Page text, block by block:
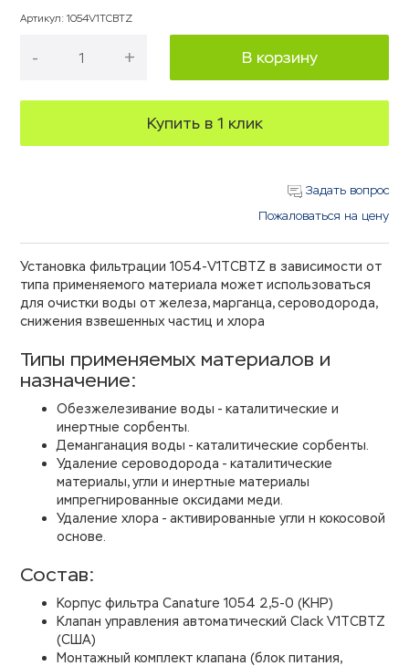
Артикул:1054V1TCBTZ
- + В корзину
Купить в 1 клик
Задать вопрос
Пожаловаться на цену
Установка фильтрации 1054-V1TCBTZ в зависимости от
типа применяемого материала может использоваться
для очистки воды от железа, марганца, сероводорода,
снижения взвешенных частиц и хлора
Типы применяемых материалов и
назначение:
Обезжелезивание воды - каталитические и
инертные сорбенты.
Деманганация воды - каталитические сорбенты.
Удаление сероводорода - каталитические
материалы, угли и инертные материалы
импрегнированные оксидами меди.
Удаление хлора - активированные угли н кокосовой
основе.
Состав:
Корпус фильтра Canature 1054 2,5-0 (КНР)
Клапан управления автоматический Clack V1TCBTZ
(США)
Монтажный комплект клапана (блок питания,